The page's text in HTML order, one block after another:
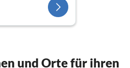
und Orte für ihren